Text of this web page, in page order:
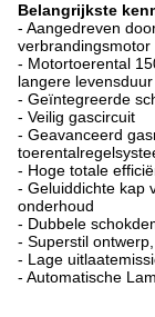
Belangrijkste
- Aangedreven
verbrandingsmotor
- Motortoerental
langere levensduur
- Geïntegreerde
- Veilig gascircuit
- Geavanceerd
- Hoge totale
- Geluiddichte kap
onderhoud
- Dubbele
- Superstil
- Lage
- Automatische